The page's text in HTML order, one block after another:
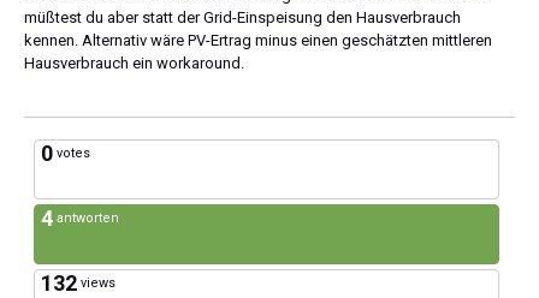
müßtest du aber statt der Grid-Einspeisung den Hausverbrauch
kennen. Alternativ wäre PV-Ertrag minus einen geschätzten mittleren
Hausverbrauch ein workaround.
0 votes
4 antworten
132 views